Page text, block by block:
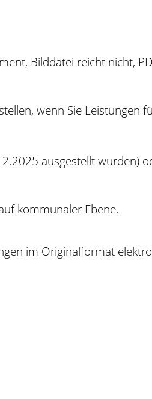
Bilddatei reicht nicht,
wenn Sie Leistungen
ausgestellt wurden)
kommunaler Ebene.
im Originalformat